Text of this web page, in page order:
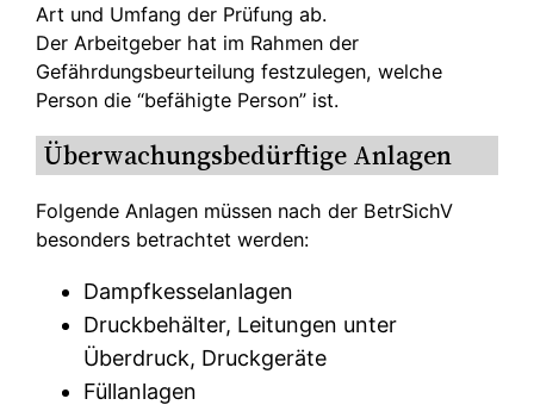
Art und Umfang der Prüfung ab.
Der Arbeitgeber hat im Rahmen der
Gefährdungsbeurteilung festzulegen, welche
Person die “befähigte Person” ist.
Überwachungsbedürftige Anlagen
Folgende Anlagen müssen nach der BetrSichV
besonders betrachtet werden:
Dampfkesselanlagen
Druckbehälter, Leitungen unter
Überdruck, Druckgeräte
Füllanlagen